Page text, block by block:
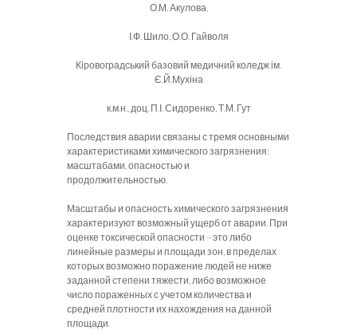
О.М. Акулова,
І.Ф. Шило, О.О. Гайволя
Кіровоградський базовий медичний коледж ім.
Є.Й.Мухіна
к.м.н., доц. П.І. Сидоренко, Т.М. Гут
Последствия аварии связаны с тремя основными
характеристиками химического загрязнения:
масштабами, опасностью и
продолжительностью.
Масштабы и опасность химического загрязнения
характеризуют возможный ущерб от аварии. При
оценке токсической опасности – это либо
линейные размеры и площади зон, в пределах
которых возможно поражение людей не ниже
заданной степени тяжести, либо возможное
число пораженных с учетом количества и
средней плотности их нахождения на данной
площади.